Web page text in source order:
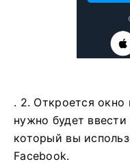
. 2. Откроется окно
нужно будет
который вы
Facebook.